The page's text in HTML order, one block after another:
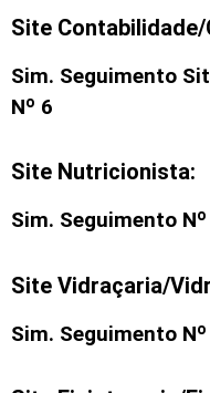
Site
Sim. Seguimento
Nº 6
Site Nutricionista:
Sim. Seguimento
Site Vidraçaria/
Sim. Seguimento